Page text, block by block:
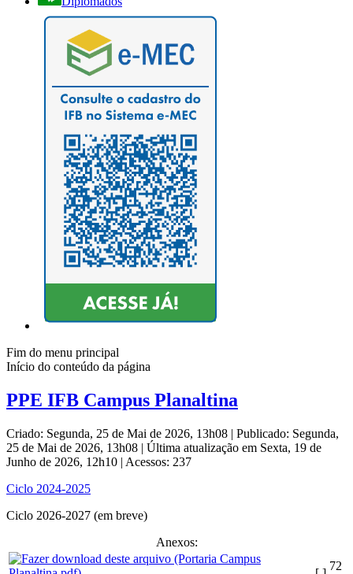
Fim do menu principal
Início do conteúdo da página
PPE IFB Campus Planaltina
Criado: Segunda, 25 de Mai de 2026, 13h08 | Publicado: Segunda,
25 de Mai de 2026, 13h08 | Última atualização em Sexta, 19 de
Junho de 2026, 12h10 | Acessos: 237
Ciclo 2024-2025
Ciclo 2026-2027 (em breve)
Anexos:
72